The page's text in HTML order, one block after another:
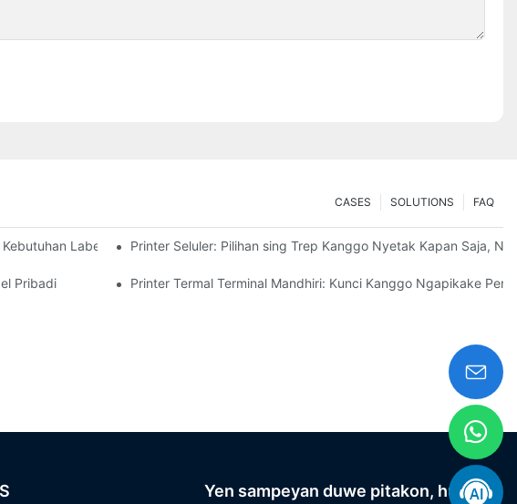
FAQ
SOLUTIONS
CASES
Label CilikPrinter Seluler: Pilihan sing Trep Kanggo Nyetak Kapan Saja,
Pribadi Printer Termal Terminal Mandhiri: Kunci Kanggo Ngapikake
Yen sampeyan duwe pitakon, hubungi